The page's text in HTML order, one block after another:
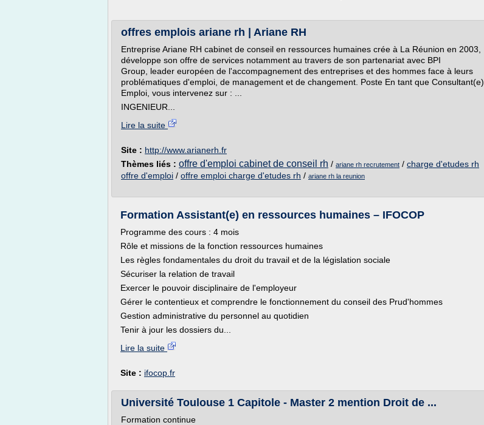
offres emplois ariane rh | Ariane RH
Entreprise Ariane RH cabinet de conseil en ressources humaines crée à La Réunion en 2003,
développe son offre de services notamment au travers de son partenariat avec BPI
Group, leader européen de l'accompagnement des entreprises et des hommes face à leurs
problématiques d'emploi, de management et de changement. Poste En tant que Consultant(e)
Emploi, vous intervenez sur : ...
INGENIEUR...
Lire la suite
Site : http://www.arianerh.fr
Thèmes liés : offre d'emploi cabinet de conseil rh / ariane rh recrutement / charge d'etudes rh
offre d'emploi / offre emploi charge d'etudes rh / ariane rh la reunion
Formation Assistant(e) en ressources humaines – IFOCOP
Programme des cours : 4 mois
Rôle et missions de la fonction ressources humaines
Les règles fondamentales du droit du travail et de la législation sociale
Sécuriser la relation de travail
Exercer le pouvoir disciplinaire de l'employeur
Gérer le contentieux et comprendre le fonctionnement du conseil des Prud'hommes
Gestion administrative du personnel au quotidien
Tenir à jour les dossiers du...
Lire la suite
Site : ifocop.fr
Université Toulouse 1 Capitole - Master 2 mention Droit de ...
Formation continue